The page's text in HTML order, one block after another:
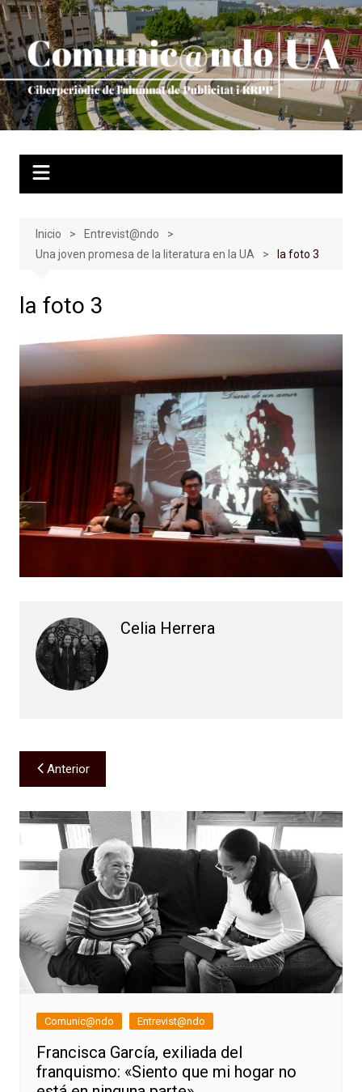
Saltar
al
contenido
Inicio
Entrevist@ndo
Una joven promesa de la literatura en la UA
la foto 3
la foto 3
Celia Herrera
Navegación
de
entradas
Anterior
Comunic@ndo Entrevist@ndo
Francisca García, exiliada del
franquismo: «Siento que mi hogar no